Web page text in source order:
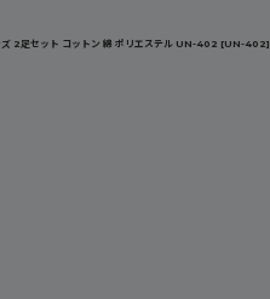
ズ 2足セット コットン 綿 ポリエステル UN-402 [UN-402]